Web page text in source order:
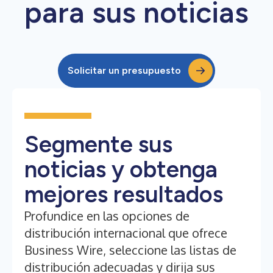
para sus noticias
Solicitar un presupuesto
Segmente sus
noticias y obtenga
mejores resultados
Profundice en las opciones de
distribución internacional que ofrece
Business Wire, seleccione las listas de
distribución adecuadas y dirija sus